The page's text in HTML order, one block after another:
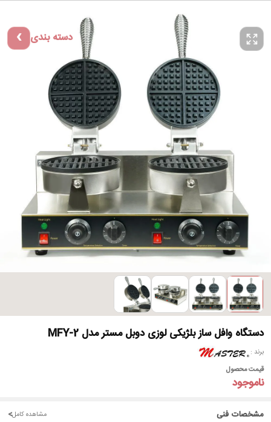
دسته بندی
دستگاه وافل ساز بلژیکی لوزی دوبل مستر مدل MFY-2
برند
قیمت محصول
ناموجود
مشخصات فنی مشاهده کامل<